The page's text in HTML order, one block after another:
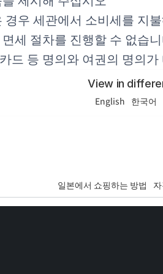
우 세관에서 소비세를 지
세 절차를 진행할 수 없습
드 등 명의와 여권의 명의
View in
English 한국어
일본에서 쇼핑하는 방법